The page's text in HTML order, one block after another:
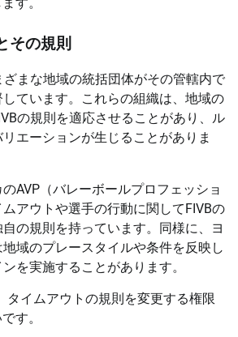
その規則
ざまな地域の統括団体がその管轄内で
ています。これらの組織は、地域の
の規則を適応させることがあり、ル
エーションが生じることがありま
AVP（バレーボールプロフェッショ
アウトや選手の行動に関してFIVBの
の規則を持っています。同様に、ヨ
域のプレースタイルや条件を反映し
を実施することがあります。
タイムアウトの規則を変更する権限
す。